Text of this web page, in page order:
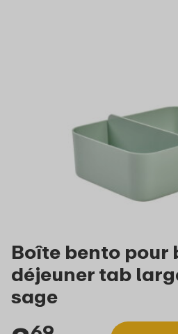
Boîte bento pour
déjeuner tab
sage